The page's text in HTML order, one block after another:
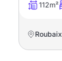
112m²
Roubaix